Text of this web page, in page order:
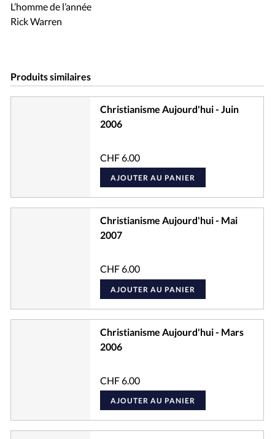
L’homme de l’année
Rick Warren
Produits similaires
Christianisme Aujourd'hui - Juin
2006
CHF6.00
AJOUTER AU PANIER
Christianisme Aujourd'hui - Mai
2007
CHF6.00
AJOUTER AU PANIER
Christianisme Aujourd'hui - Mars
2006
CHF6.00
AJOUTER AU PANIER